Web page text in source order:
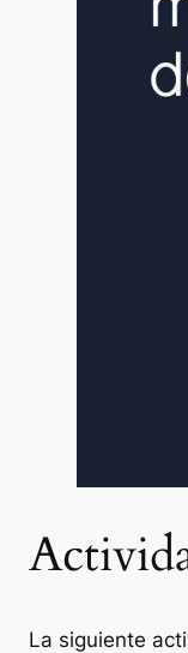
La siguiente